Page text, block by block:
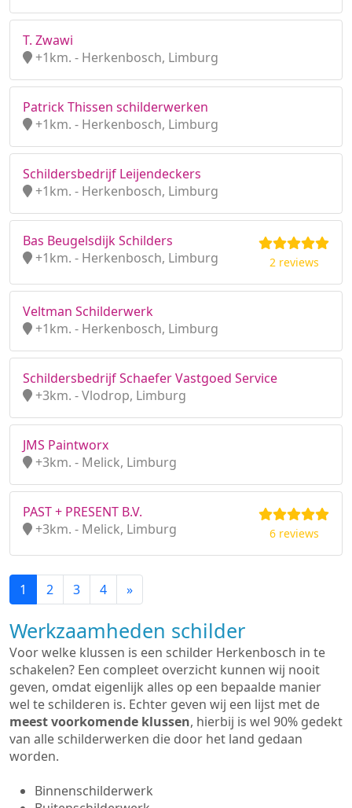
T. Zwawi
+1km. - Herkenbosch, Limburg
Patrick Thissen schilderwerken
+1km. - Herkenbosch, Limburg
Schildersbedrijf Leijendeckers
+1km. - Herkenbosch, Limburg
Bas Beugelsdijk Schilders
+1km. - Herkenbosch, Limburg
2 reviews
Veltman Schilderwerk
+1km. - Herkenbosch, Limburg
Schildersbedrijf Schaefer Vastgoed Service
+3km. - Vlodrop, Limburg
JMS Paintworx
+3km. - Melick, Limburg
PAST + PRESENT B.V.
+3km. - Melick, Limburg
6 reviews
1 2 3 4 »
Werkzaamheden schilder
Voor welke klussen is een schilder Herkenbosch in te
schakelen? Een compleet overzicht kunnen wij nooit
geven, omdat eigenlijk alles op een bepaalde manier
wel te schilderen is. Echter geven wij een lijst met de
meest voorkomende klussen, hierbij is wel 90% gedekt
van alle schilderwerken die door het land gedaan
worden.
Binnenschilderwerk